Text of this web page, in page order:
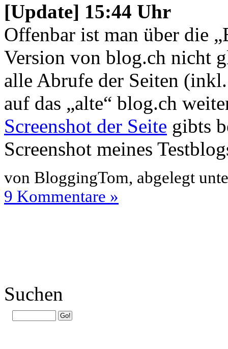
[Update] 15:44 Uhr
Offenbar ist man über die
Version von blog.ch nicht
alle Abrufe der Seiten
auf das „alte“ blog.ch
Screenshot der Seite gibts
Screenshot meines
von BloggingTom, abgelegt
9 Kommentare »
Suchen